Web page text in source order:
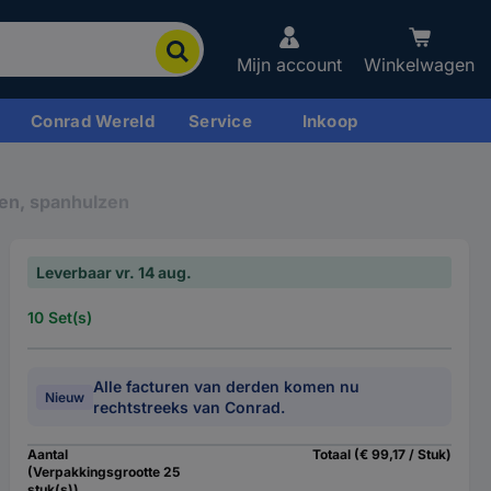
Mijn account Winkelwagen
Conrad Wereld Service Inkoop
spanhulzen
Leverbaar vr. 14 aug.
10 Set(s)
Nieuw
Alle facturen van derden komen nu
rechtstreeks van Conrad.
Aantal
(Verpakkingsgrootte 25
Totaal (€ 99,17 / Stuk)